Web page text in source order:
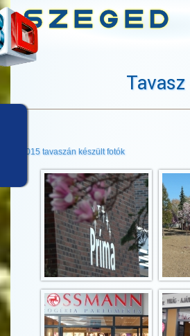
Tavasz
2015 tavaszán készült fotók